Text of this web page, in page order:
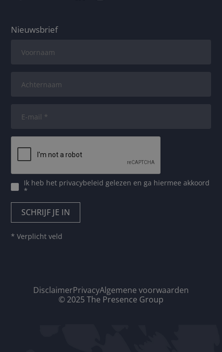
Nieuwsbrief
Ik heb het privacybeleid gelezen en ga hiermee akkoord
*
* Verplicht veld
DisclaimerPrivacyAlgemene voorwaarden
© 2025 The Presence Group